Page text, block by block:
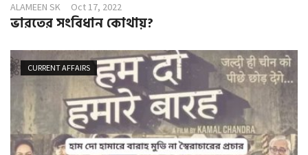
ALAMEEN SK Oct 17, 2022
ভারতের সংবিধান কোথায়?
CURRENT AFFAIRS